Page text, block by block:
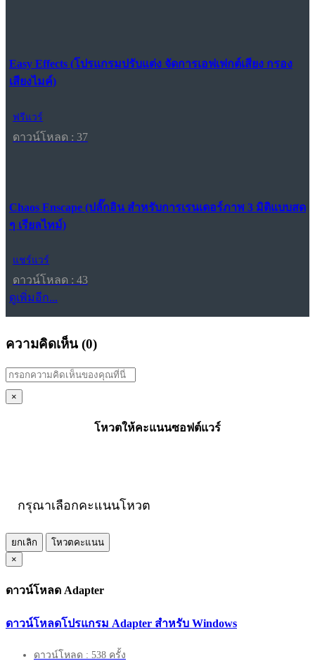
Easy Effects (โปรแกรมปรับแต่ง จัดการเอฟเฟกต์เสียง กรอง
เสียงไมค์)
ฟรีแวร์
ดาวน์โหลด : 37
Chaos Enscape (ปลั๊กอิน สำหรับการเรนเดอร์ภาพ 3 มิติแบบสด
ๆ เรียลไทม์)
แชร์แวร์
ดาวน์โหลด : 43
ดูเพิ่มอีก...
ความคิดเห็น (0)
×
โหวตให้คะแนนซอฟต์แวร์
กรุณาเลือกคะแนนโหวต
ยกเลิก
โหวตคะแนน
×
ดาวน์โหลด Adapter
ดาวน์โหลดโปรแกรม Adapter สำหรับ Windows
ดาวน์โหลด : 538 ครั้ง